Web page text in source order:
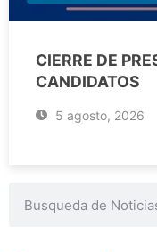
CIERRE DE
CANDIDATOS
5 agosto, 2026